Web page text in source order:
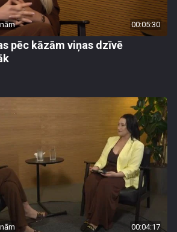
00:05:30
pēc kāzām viņas dzīvē
00:04:17